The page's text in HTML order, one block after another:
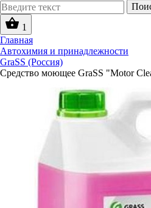
shopping_basket 1
Главная
Автохимия и принадлежности
GraSS (Россия)
Средство моющее GraSS "Motor